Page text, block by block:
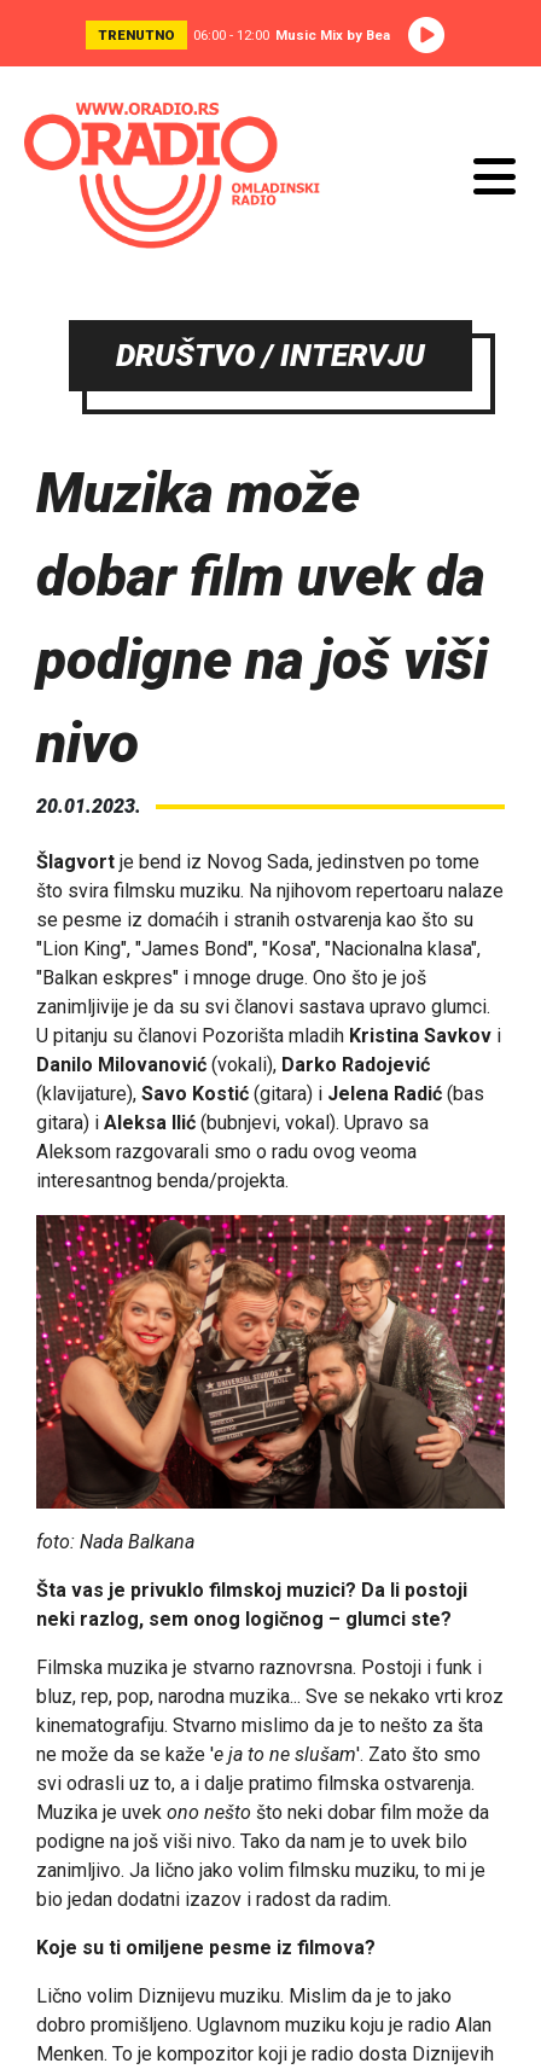
TRENUTNO 06:00 - 12:00 Music Mix by Bea
DRUŠTVO / INTERVJU
Muzika može
dobar film uvek da
podigne na još viši
nivo
20.01.2023.
Šlagvort je bend iz Novog Sada, jedinstven po tome
što svira filmsku muziku. Na njihovom repertoaru nalaze
se pesme iz domaćih i stranih ostvarenja kao što su
"Lion King", "James Bond", "Kosa", "Nacionalna klasa",
"Balkan eskpres" i mnoge druge. Ono što je još
zanimljivije je da su svi članovi sastava upravo glumci.
U pitanju su članovi Pozorišta mladih Kristina Savkov i
Danilo Milovanović (vokali), Darko Radojević
(klavijature), Savo Kostić (gitara) i Jelena Radić (bas
gitara) i Aleksa Ilić (bubnjevi, vokal). Upravo sa
Aleksom razgovarali smo o radu ovog veoma
interesantnog benda/projekta.
foto: Nada Balkana
Šta vas je privuklo filmskoj muzici? Da li postoji
neki razlog, sem onog logičnog – glumci ste?
Filmska muzika je stvarno raznovrsna. Postoji i funk i
bluz, rep, pop, narodna muzika... Sve se nekako vrti kroz
kinematografiju. Stvarno mislimo da je to nešto za šta
ne može da se kaže 'e ja to ne slušam'. Zato što smo
svi odrasli uz to, a i dalje pratimo filmska ostvarenja.
Muzika je uvek ono nešto što neki dobar film može da
podigne na još viši nivo. Tako da nam je to uvek bilo
zanimljivo. Ja lično jako volim filmsku muziku, to mi je
bio jedan dodatni izazov i radost da radim.
Koje su ti omiljene pesme iz filmova?
Lično volim Diznijevu muziku. Mislim da je to jako
dobro promišljeno. Uglavnom muziku koju je radio Alan
Menken. To je kompozitor koji je radio dosta Diznijevih